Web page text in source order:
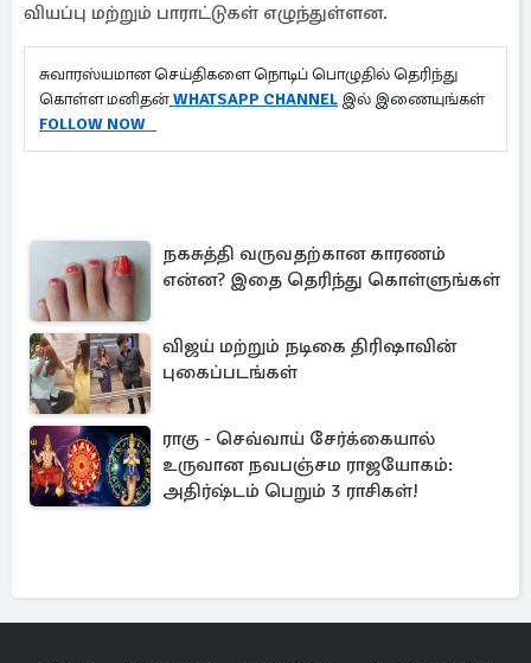
வியப்பு மற்றும் பாராட்டுகள் எழுந்துள்ளன.
சுவாரஸ்யமான செய்திகளை நொடிப் பொழுதில் தெரிந்து
கொள்ள மனிதன்WHATSAPP CHANNEL இல் இணையுங்கள்
FOLLOW NOW
நகசுத்தி வருவதற்கான காரணம்
என்ன? இதை தெரிந்து கொள்ளுங்கள்
விஜய் மற்றும் நடிகை திரிஷாவின்
புகைப்படங்கள்
ராகு - செவ்வாய் சேர்க்கையால்
உருவான நவபஞ்சம ராஜயோகம்:
அதிர்ஷ்டம் பெறும் 3 ராசிகள்!